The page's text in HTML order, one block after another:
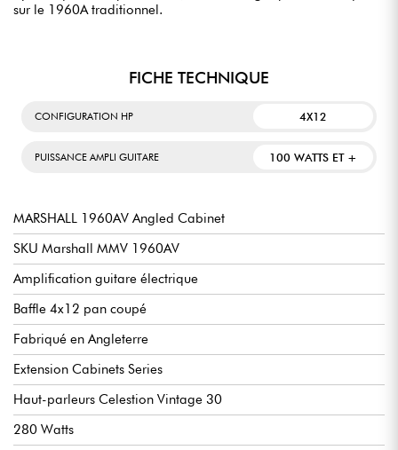
sur le 1960A traditionnel.
FICHE TECHNIQUE
CONFIGURATION HP 4X12
PUISSANCE AMPLI GUITARE 100 WATTS ET +
MARSHALL 1960AV Angled Cabinet
SKU Marshall MMV 1960AV
Amplification guitare électrique
Baffle 4x12 pan coupé
Fabriqué en Angleterre
Extension Cabinets Series
Haut-parleurs Celestion Vintage 30
280 Watts